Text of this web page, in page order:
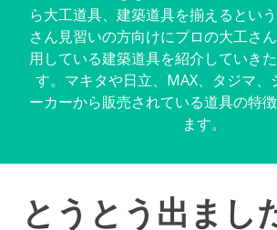
ら大工道具、建築道具を揃えるとい
さん見習いの方向けにプロの大工さ
用している建築道具を紹介していき
す。マキタや日立、MAX、タジマ、
ーカーから販売されている道具の特
ます。
とうとう出まし